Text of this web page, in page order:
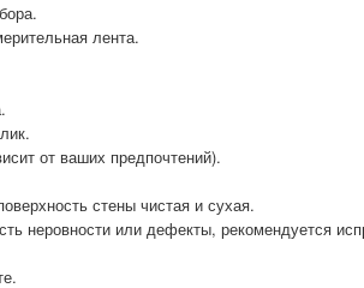
лента.
от ваших предпочтений).
стены чистая и сухая.
неровности или дефекты, рекомендуется